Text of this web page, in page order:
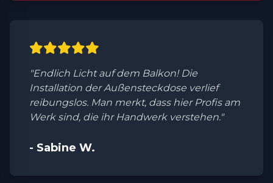
"Endlich Licht auf dem Balkon! Die
Installation der Außensteckdose verlief
reibungslos. Man merkt, dass hier Profis am
Werk sind, die ihr Handwerk verstehen."
- Sabine W.